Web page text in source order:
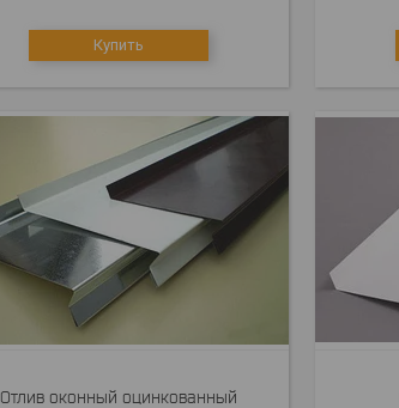
Купить
Отлив оконный оцинкованный